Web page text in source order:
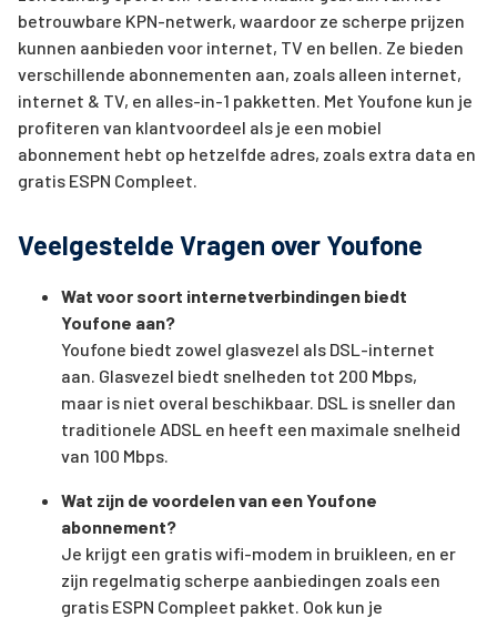
betrouwbare KPN-netwerk, waardoor ze scherpe prijzen
kunnen aanbieden voor internet, TV en bellen. Ze bieden
verschillende abonnementen aan, zoals alleen internet,
internet & TV, en alles-in-1 pakketten. Met Youfone kun je
profiteren van klantvoordeel als je een mobiel
abonnement hebt op hetzelfde adres, zoals extra data en
gratis ESPN Compleet.
Veelgestelde Vragen over Youfone
Wat voor soort internetverbindingen biedt
Youfone aan?
Youfone biedt zowel glasvezel als DSL-internet
aan. Glasvezel biedt snelheden tot 200 Mbps,
maar is niet overal beschikbaar. DSL is sneller dan
traditionele ADSL en heeft een maximale snelheid
van 100 Mbps.
Wat zijn de voordelen van een Youfone
abonnement?
Je krijgt een gratis wifi-modem in bruikleen, en er
zijn regelmatig scherpe aanbiedingen zoals een
gratis ESPN Compleet pakket. Ook kun je